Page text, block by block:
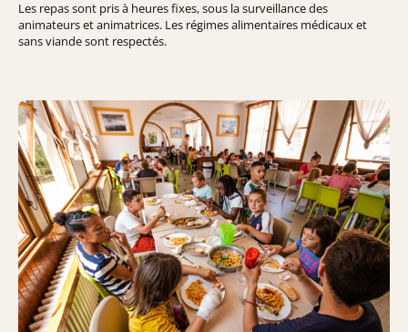
Les repas sont pris à heures fixes, sous la surveillance des
animateurs et animatrices. Les régimes alimentaires médicaux et
sans viande sont respectés.